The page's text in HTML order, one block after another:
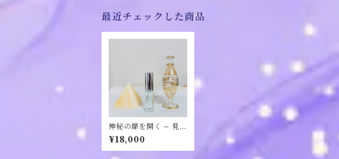
最近チェックした商品
神秘の扉を開く – 見え
ない世界と繋がる聖な
る香油 10ml
¥18,000